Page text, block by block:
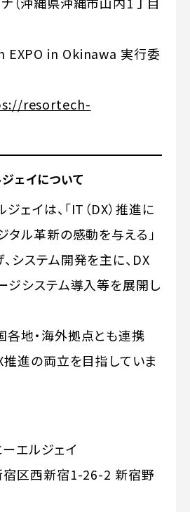
EXPO in Okinawa 実行委
resortech-
ェイについて
ェイは、「IT（DX）推進に
タル革新の感動を与える」
システム開発を主に、DX
ジシステム導入等を展開し
各地・海外拠点とも連携
推進の両立を目指していま
エルジェイ
宿区西新宿1-26-2 新宿野